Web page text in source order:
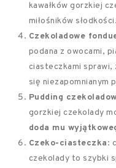
kawałków gorzkiej
miłośników słodkości.
Czekoladowe
podana z owocami,
ciasteczkami sprawi,
się niezapomnianym
Pudding
gorzkiej czekolady
doda mu
Czeko-ciasteczka:
czekolady to szybki